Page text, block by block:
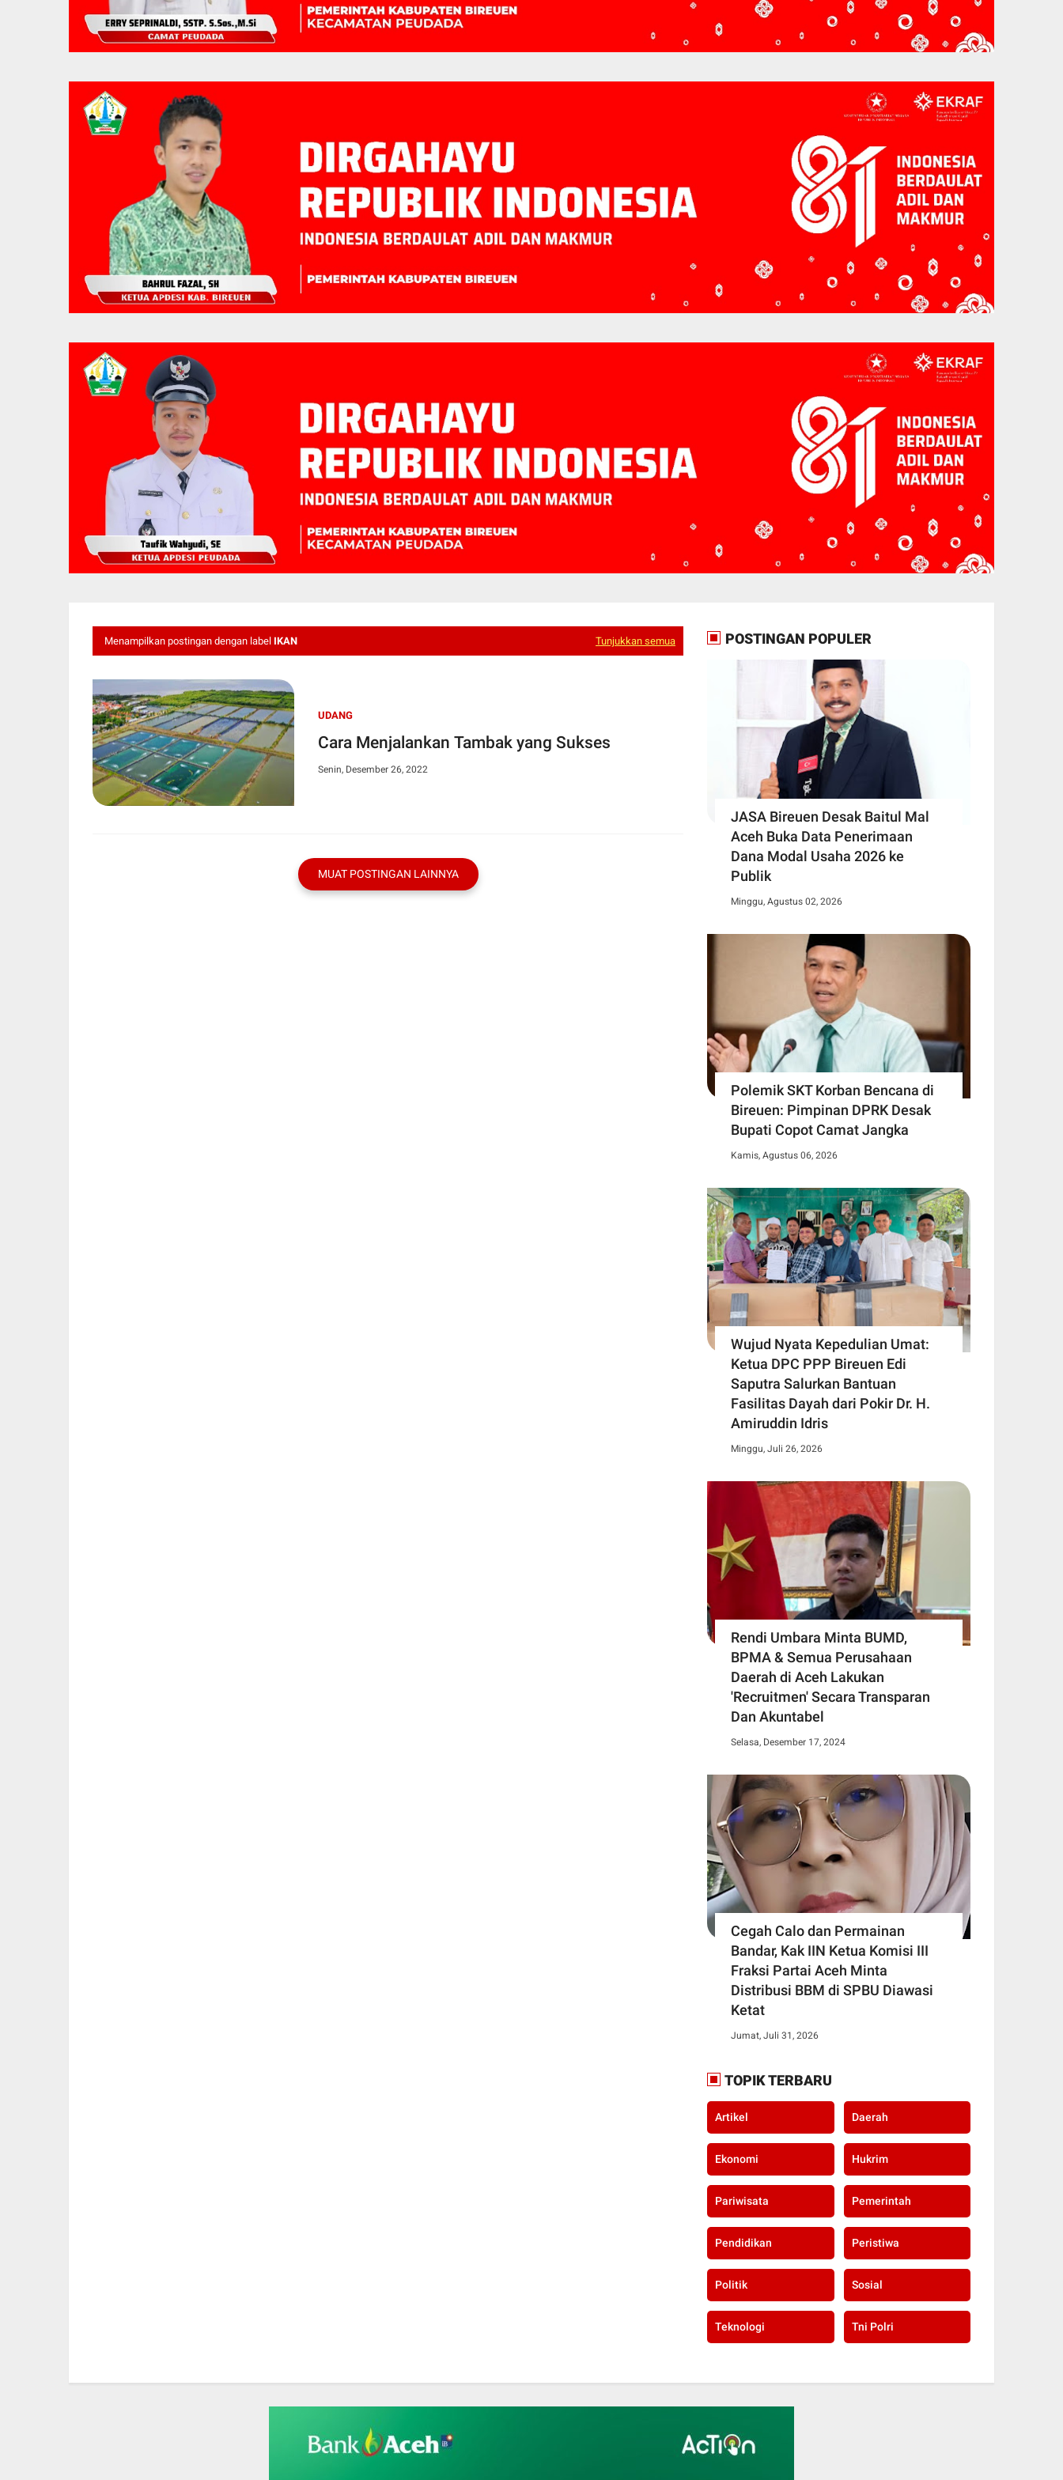
Menampilkan postingan dengan label IKAN Tunjukkan semua
UDANG
Cara Menjalankan Tambak yang Sukses
Senin, Desember 26, 2022
MUAT POSTINGAN LAINNYA
POSTINGAN POPULER
JASA Bireuen Desak Baitul Mal
Aceh Buka Data Penerimaan
Dana Modal Usaha 2026 ke
Publik
Minggu, Agustus 02, 2026
Polemik SKT Korban Bencana di
Bireuen: Pimpinan DPRK Desak
Bupati Copot Camat Jangka
Kamis, Agustus 06, 2026
Wujud Nyata Kepedulian Umat:
Ketua DPC PPP Bireuen Edi
Saputra Salurkan Bantuan
Fasilitas Dayah dari Pokir Dr. H.
Amiruddin Idris
Minggu, Juli 26, 2026
Rendi Umbara Minta BUMD,
BPMA & Semua Perusahaan
Daerah di Aceh Lakukan
'Recruitmen' Secara Transparan
Dan Akuntabel
Selasa, Desember 17, 2024
Cegah Calo dan Permainan
Bandar, Kak IIN Ketua Komisi III
Fraksi Partai Aceh Minta
Distribusi BBM di SPBU Diawasi
Ketat
Jumat, Juli 31, 2026
TOPIK TERBARU
Artikel Daerah
Ekonomi Hukrim
Pariwisata Pemerintah
Pendidikan Peristiwa
Politik Sosial
Teknologi Tni Polri